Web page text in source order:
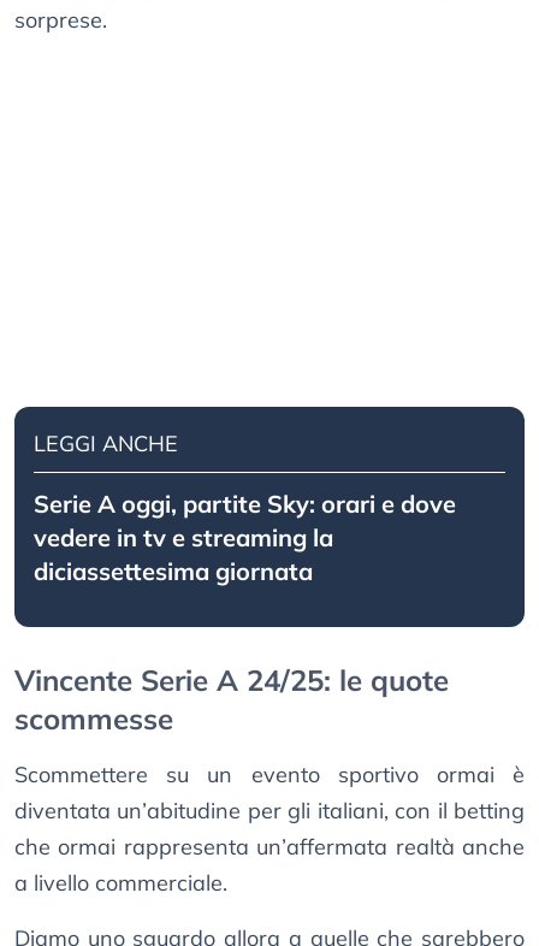
sorprese.
LEGGI ANCHE
Serie A oggi, partite Sky: orari e dove
vedere in tv e streaming la
diciassettesima giornata
Vincente Serie A 24/25: le quote
scommesse
Scommettere su un evento sportivo ormai è
diventata un’abitudine per gli italiani, con il betting
che ormai rappresenta un’affermata realtà anche
a livello commerciale.
Diamo uno sguardo allora a quelle che sarebbero